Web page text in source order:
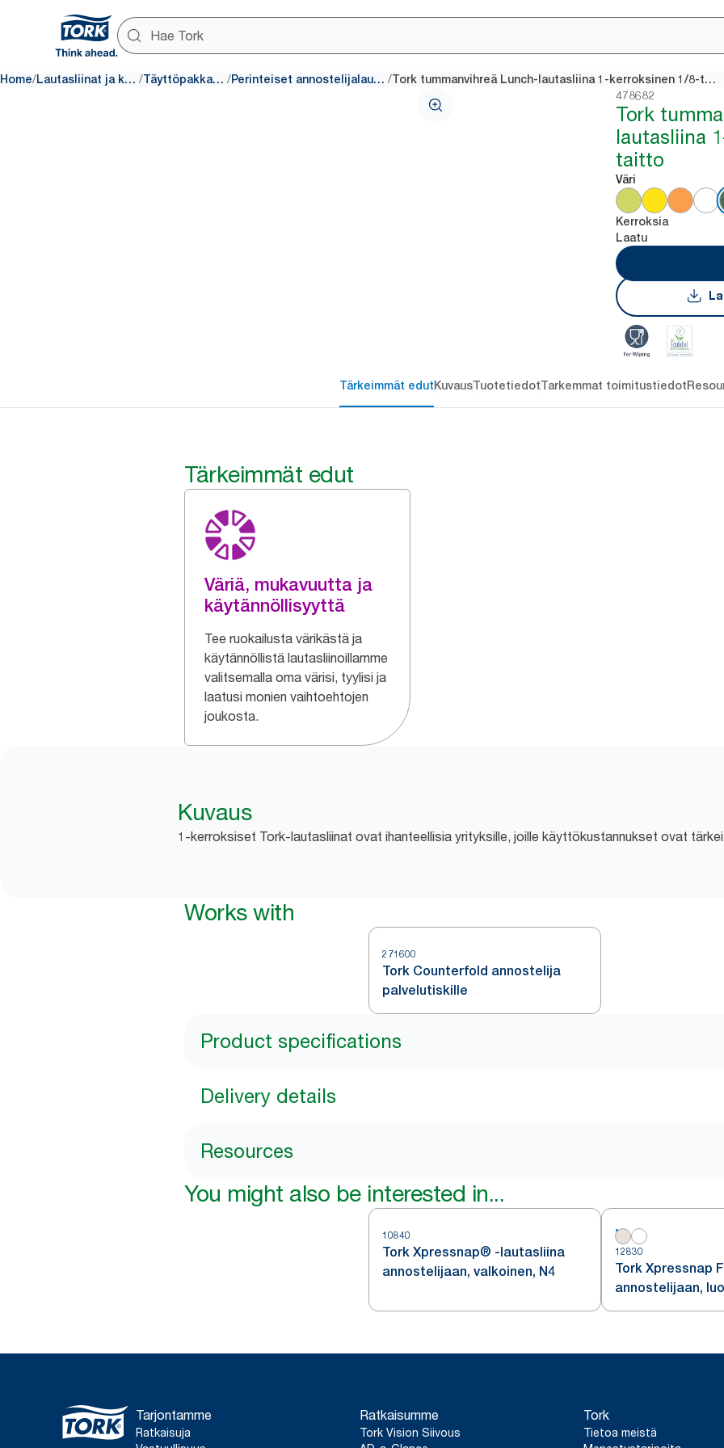
Home/ Lautasliinat ja kattaus / Täyttöpakkaukset / Perinteiset annostelijalautasliinat / Tork tummanvihreä Lunch-lautasliina 1-kerroksinen 1/8-taitto
478682
Tork
lautasliina
taitto
Väri
Kerroksia
Laatu
Tärkeimmät edutKuvausTuotetiedotTarkemmat toimitustiedot
Tärkeimmät edut
Väriä, mukavuutta ja
käytännöllisyyttä
Tee ruokailusta värikästä ja
käytännöllistä lautasliinoillamme
valitsemalla oma värisi, tyylisi ja
laatusi monien vaihtoehtojen
joukosta.
Kuvaus
1-kerroksiset Tork-lautasliinat ovat ihanteellisia yrityksille, joille käyttökustannukset ovat
Works with
271600
Tork Counterfold annostelija
palvelutiskille
Product specifications
Delivery details
Resources
You might also be interested in...
10840
Tork Xpressnap® -lautasliina
annostelijaan, valkoinen, N4
12830
Tork Xpressnap
annostelijaan,
N14
Tarjontamme
Ratkaisuja
Ratkaisumme
Tork Vision Siivous
Tork
Tietoa meistä